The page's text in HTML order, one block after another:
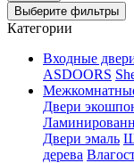
Выберите фильтры
Категории
Входные
ASDOORS
Двери
Двери эмаль
дерева